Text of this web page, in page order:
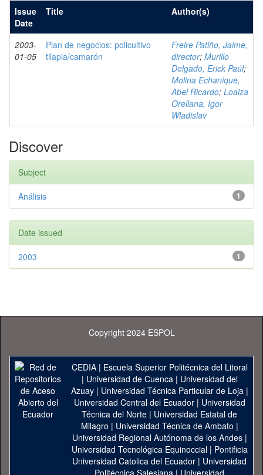
Issue
Date
Title Author(s)
2003-
01-05
Plan de negocios: policultivo
tilapia/camarón
Freire Patiño, Jaime,
director; Murillo
Delgado, Erick Paúl;
Molina Echanique,
Abel Ricardo; Loaiza
Orellana, Igor
Wladislav
Discover
Subject
1
Análisis
Date issued
1
2003
Copyright 2024 ESPOL
CEDIA| Escuela Superior Politécnica del Litoral
| Universidad de Cuenca| Universidad del
Azuay| Universidad Técnica Particular de Loja|
Universidad Central del Ecuador| Universidad
Técnica del Norte | Universidad Estatal de
Milagro | Universidad Técnica de Ambato |
Universidad Regional Autónoma de los Andes|
Universidad Tecnológica Equinoccial| Pontificia
Universidad Catolica del Ecuador | Universidad
Politécnica Salesiana | Universidad